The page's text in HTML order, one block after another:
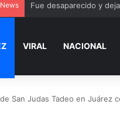
Fue desaparecido y
VIRAL NACIONAL
San Judas Tadeo en Juárez